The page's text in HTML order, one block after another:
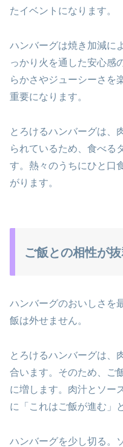
たイベントになります。
ハンバーグは焼き加減に
っかり火を通した安心感
らかさやジューシーさを
重要になります。
とろけるハンバーグは、
られているため、食べる
す。熱々のうちにひと口
がります。
ご飯との相性が
ハンバーグのおいしさを
飯は外せません。
とろけるハンバーグは、
合います。そのため、ご
に増します。肉汁とソー
に「これはご飯が進む」
ハンバーグを少し切る。